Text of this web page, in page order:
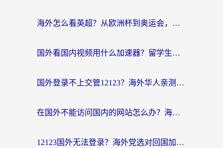
海外怎么看英超？从欧洲杯到奥运会，一份让你不卡壳的中文解说观看指南
国外看国内视频用什么加速器？留学生和海外华人的实用指南
国外登录不上交管12123？海外华人亲测有效的回国加速器选择指南
在国外不能访问国内的网站怎么办？海外党必看的无缝回国上网指南
12123国外无法登录？海外党选对回国加速器，轻松解决国内资源访问难题